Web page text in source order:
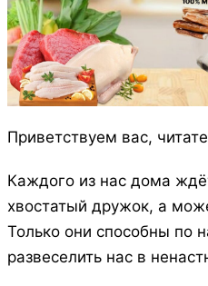
Приветствуем вас,
Каждого из нас дома
хвостатый дружок, а
Только они способны по
развеселить нас в